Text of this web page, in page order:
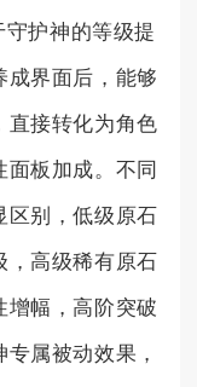
护神的等级提
成界面后，能够
直接转化为角色
板加成。不同
别，低级原石
高级稀有原石
增幅，高阶突破
属被动效果，